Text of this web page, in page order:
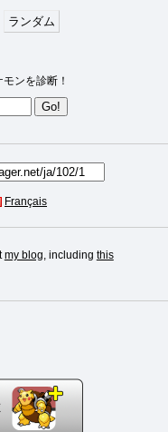
ランダム
ンを診断！
Français
my blog, including this